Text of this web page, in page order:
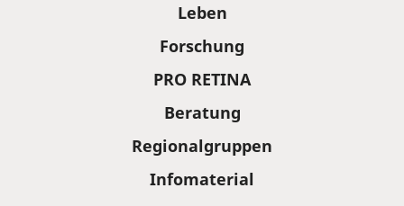
Leben
Forschung
PRO RETINA
Beratung
Regionalgruppen
Infomaterial